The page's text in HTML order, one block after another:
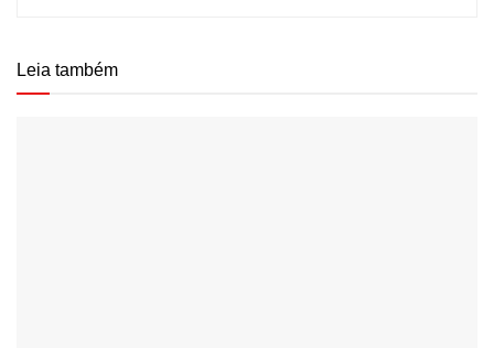
Leia também